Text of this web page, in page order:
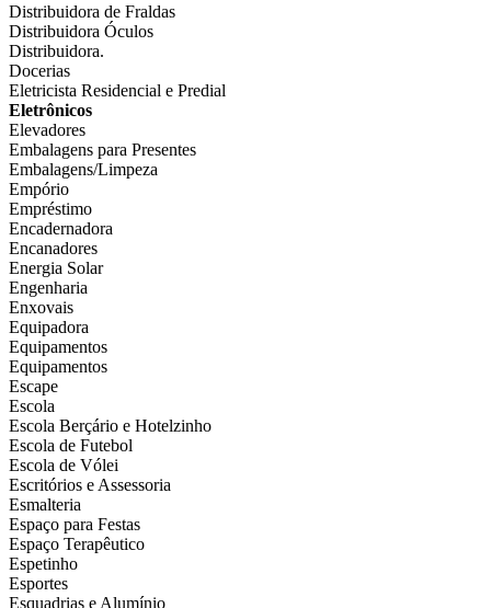
Distribuidora de Fraldas
Distribuidora Óculos
Distribuidora.
Docerias
Eletricista Residencial e Predial
Eletrônicos
Elevadores
Embalagens para Presentes
Embalagens/Limpeza
Empório
Empréstimo
Encadernadora
Encanadores
Energia Solar
Engenharia
Enxovais
Equipadora
Equipamentos
Equipamentos
Escape
Escola
Escola Berçário e Hotelzinho
Escola de Futebol
Escola de Vólei
Escritórios e Assessoria
Esmalteria
Espaço para Festas
Espaço Terapêutico
Espetinho
Esportes
Esquadrias e Alumínio